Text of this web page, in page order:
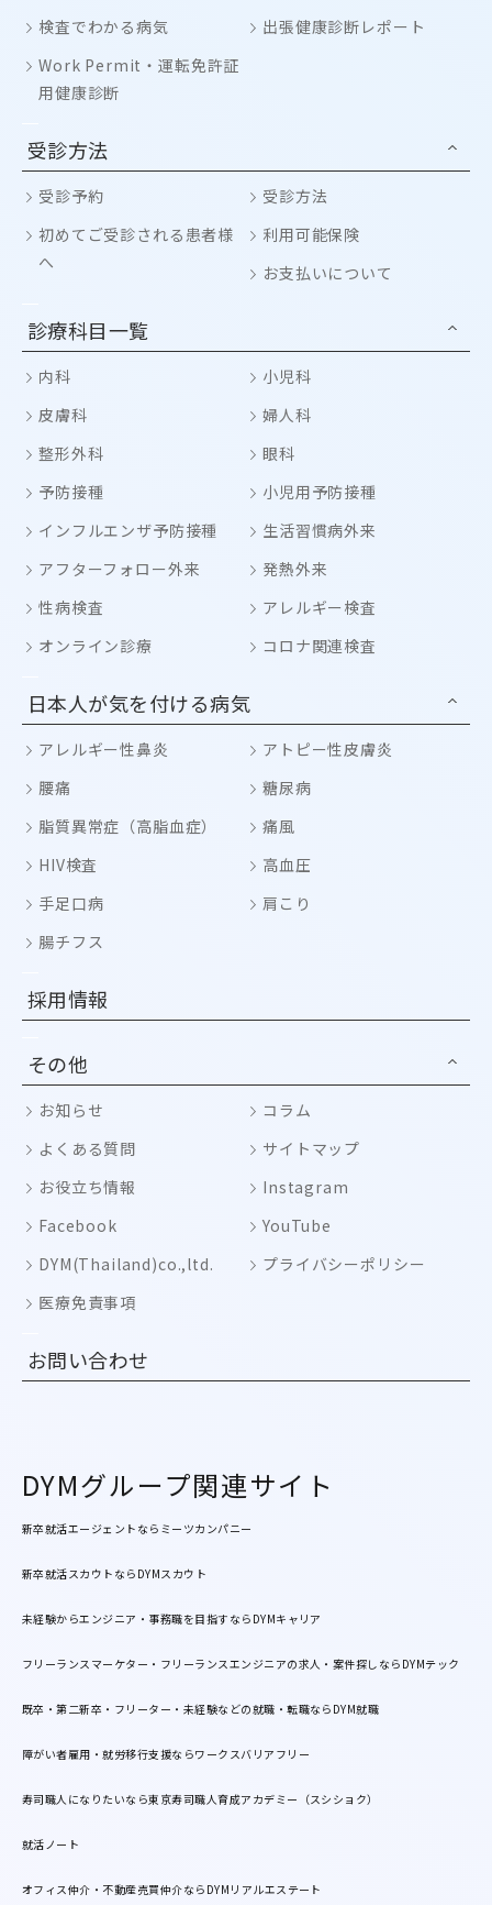
検査でわかる病気
出張健康診断レポート
Work Permit・運転免許証
用健康診断
受診方法
受診予約
受診方法
初めてご受診される患者様
へ
利用可能保険
お支払いについて
診療科目一覧
内科
小児科
皮膚科
婦人科
整形外科
眼科
予防接種
小児用予防接種
インフルエンザ予防接種
生活習慣病外来
アフターフォロー外来
発熱外来
性病検査
アレルギー検査
オンライン診療
コロナ関連検査
日本人が気を付ける病気
アレルギー性鼻炎
アトピー性皮膚炎
腰痛
糖尿病
脂質異常症（高脂血症）
痛風
HIV検査
高血圧
手足口病
肩こり
腸チフス
採用情報
その他
お知らせ
コラム
よくある質問
サイトマップ
お役立ち情報
Instagram
Facebook
YouTube
DYM(Thailand)co.,ltd.
プライバシーポリシー
医療免責事項
お問い合わせ
DYMグループ関連サイト
新卒就活エージェントならミーツカンパニー
新卒就活スカウトならDYMスカウト
未経験からエンジニア・事務職を目指すならDYMキャリア
フリーランスマーケター・フリーランスエンジニアの求人・案件探しならDYMテック
既卒・第二新卒・フリーター・未経験などの就職・転職ならDYM就職
障がい者雇用・就労移行支援ならワークスバリアフリー
寿司職人になりたいなら東京寿司職人育成アカデミー（スシショク）
就活ノート
オフィス仲介・不動産売買仲介ならDYMリアルエステート